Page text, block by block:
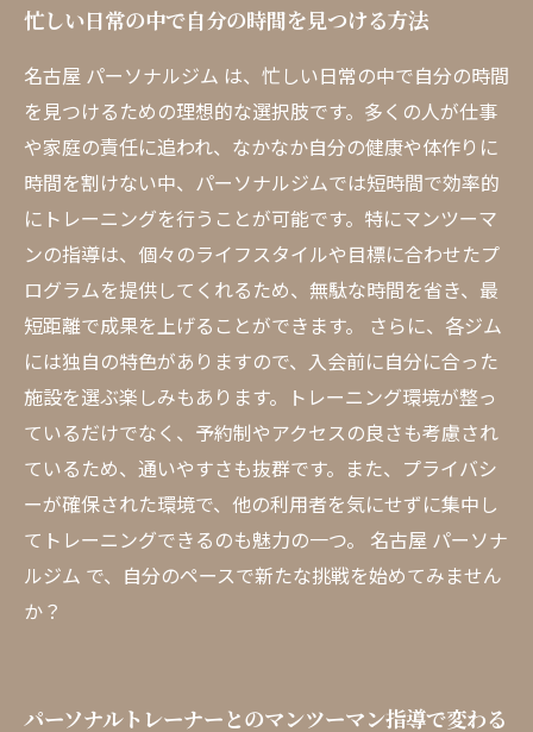
忙しい日常の中で自分の時間を見つける方法
名古屋 パーソナルジム は、忙しい日常の中で自分の時間
を見つけるための理想的な選択肢です。多くの人が仕事
や家庭の責任に追われ、なかなか自分の健康や体作りに
時間を割けない中、パーソナルジムでは短時間で効率的
にトレーニングを行うことが可能です。特にマンツーマ
ンの指導は、個々のライフスタイルや目標に合わせたプ
ログラムを提供してくれるため、無駄な時間を省き、最
短距離で成果を上げることができます。 さらに、各ジム
には独自の特色がありますので、入会前に自分に合った
施設を選ぶ楽しみもあります。トレーニング環境が整っ
ているだけでなく、予約制やアクセスの良さも考慮され
ているため、通いやすさも抜群です。また、プライバシ
ーが確保された環境で、他の利用者を気にせずに集中し
てトレーニングできるのも魅力の一つ。 名古屋 パーソナ
ルジム で、自分のペースで新たな挑戦を始めてみません
か？
パーソナルトレーナーとのマンツーマン指導で変わる